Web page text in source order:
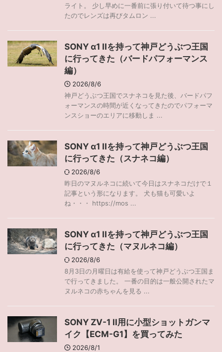
ライト。 少し早めに一番前に張り付いて待つ事にし
たのでレンズは再びタムロン ...
SONY α1 IIを持って神戸どうぶつ王国
に行ってきた（バードパフォーマンス
編）
2026/8/6
神戸どうぶつ王国でスナネコを見た後、バードパフ
ォーマンスの時間が近くなってきたのでパフォーマ
ンスショーのエリアに移動しま ...
SONY α1 IIを持って神戸どうぶつ王国
に行ってきた（スナネコ編）
2026/8/6
昨日のマヌルネコに続いて今日はスナネコだけで１
記事という形になります。 犬も猫も可愛いよ
ね・・・ https://mos ...
SONY α1 IIを持って神戸どうぶつ王国
に行ってきた（マヌルネコ編）
2026/8/6
8月3日の月曜日は有給を使って神戸どうぶつ王国ま
で行ってきました。 一番の目的は一般公開されたマ
ヌルネコの赤ちゃんを見る ...
SONY ZV-1 II用に小型ショットガンマ
イク【ECM-G1】を買ってみた
2026/8/1